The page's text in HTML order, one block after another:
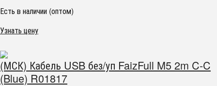
Есть в наличии (оптом)
Узнать цену
(МСК) Кабель USB без/уп FaizFull M5 2m C-C
(Blue) R01817